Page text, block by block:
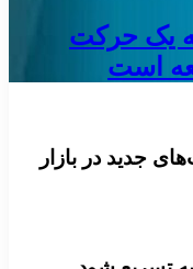
یک حرکت
است
جدید در بازار